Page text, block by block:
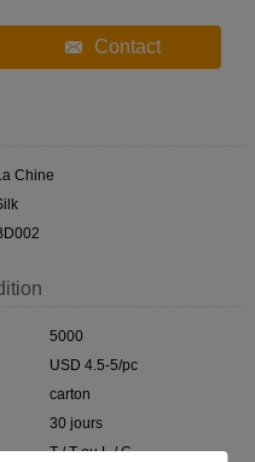
Contact
Chine
5000
USD 4.5-5/pc
carton
30 jours
T / T ou L / C